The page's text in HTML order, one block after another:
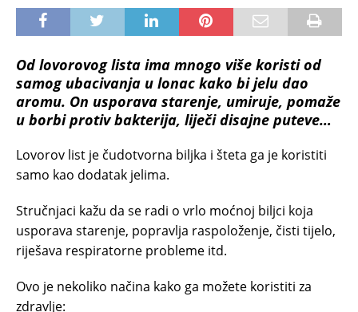
Od lovorovog lista ima mnogo više koristi od
samog ubacivanja u lonac kako bi jelu dao
aromu. On usporava starenje, umiruje, pomaže
u borbi protiv bakterija, liječi disajne puteve…
Lovorov list je čudotvorna biljka i šteta ga je koristiti
samo kao dodatak jelima.
Stručnjaci kažu da se radi o vrlo moćnoj biljci koja
usporava starenje, popravlja raspoloženje, čisti tijelo,
riješava respiratorne probleme itd.
Ovo je nekoliko načina kako ga možete koristiti za
zdravlje: